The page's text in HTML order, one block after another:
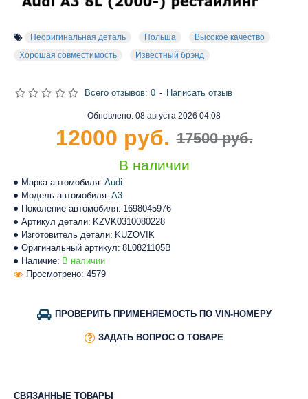
Неоригинальная деталь Польша
Высокое качество
Хорошая совместимость
Известный брэнд
Наличие: В наличии
Марка автомобиля: Audi
Модель автомобиля: A3
Поколение автомобиля: 1698045976
Артикул детали: KZVK0310080228
Изготовитель детали: KUZOVIK
Оригинальный артикул: 8L0821105B
Просмотрено: 4579
Обновлено: 08 августа 2026 04:08
В наличии
Всего отзывов: 0 - Написать отзыв
17500 руб.
12000 руб.
ПРОВЕРИТЬ ПРИМЕНЯЕМОСТЬ ПО VIN-НОМЕРУ
ЗАДАТЬ ВОПРОС О ТОВАРЕ
СВЯЗАННЫЕ ТОВАРЫ